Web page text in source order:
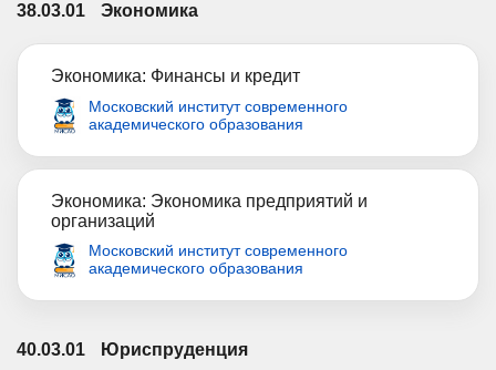
38.03.01 Экономика
Экономика: Финансы и кредит
Московский институт современного
академического образования
Экономика: Экономика предприятий и
организаций
Московский институт современного
академического образования
40.03.01 Юриспруденция